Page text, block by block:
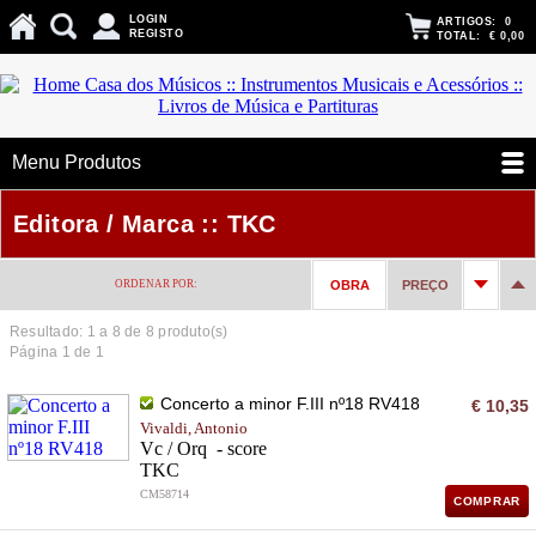
LOGIN
REGISTO
ARTIGOS: 0
TOTAL: € 0,00
Menu Produtos
Editora / Marca :: TKC
ORDENAR POR: OBRA PREÇO
Resultado: 1 a 8 de 8 produto(s)
Página 1 de 1
Concerto a minor F.III nº18 RV418
Vivaldi, Antonio
Vc / Orq - score
TKC
CM58714
€ 10,35
COMPRAR